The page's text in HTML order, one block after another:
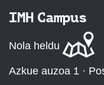
IMH Campus
Nola heldu
Azkue auzoa 1 ·